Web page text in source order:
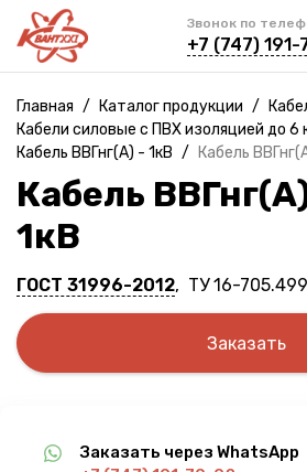
Звонок по
+7 (747)
Главная / Каталог продукции /
Кабели силовые с ПВХ изоляцией до 6
Кабель ВВГнг(A) - 1кВ / Кабель
Кабель
1кВ
ГОСТ 31996-2012, ТУ 16-
Заказать
Заказать через WhatsApp